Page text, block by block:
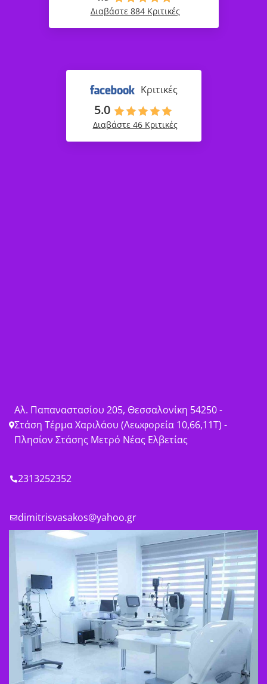
Διαβάστε 884 Κριτικές
Κριτικές
5.0
Διαβάστε 46 Κριτικές
Αλ. Παπαναστασίου 205, Θεσσαλονίκη 54250 -
Στάση Τέρμα Χαριλάου (Λεωφορεία 10,66,11Τ) -
Πλησίον Στάσης Μετρό Νέας Ελβετίας
2313252352
dimitrisvasakos@yahoo.gr